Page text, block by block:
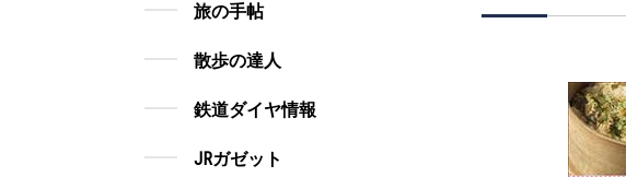
旅の手帖
散歩の達人
鉄道ダイヤ情報
JRガゼット